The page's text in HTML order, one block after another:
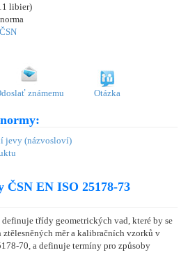
libier)
známemu Otázka
jevy (názvosloví)
EN ISO 25178-73
definuje třídy geometrických vad, které by se
měr a kalibračních vzorků v
70, a definuje termíny pro způsoby